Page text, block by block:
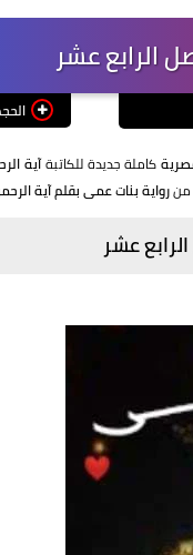
الرابع عشر
كاملة جديدة للكاتبةآية
منرواية بنات عمى بقلم آية
عشر